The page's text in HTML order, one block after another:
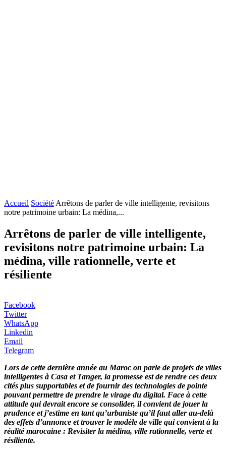
Accueil Société Arrêtons de parler de ville intelligente, revisitons
notre patrimoine urbain: La médina,...
Arrêtons de parler de ville intelligente,
revisitons notre patrimoine urbain: La
médina, ville rationnelle, verte et
résiliente
Facebook
Twitter
WhatsApp
Linkedin
Email
Telegram
Lors de cette dernière année au Maroc on parle de projets de villes
intelligentes à Casa et Tanger, la promesse est de rendre ces deux
cités plus supportables et de fournir des technologies de pointe
pouvant permettre de prendre le virage du digital. Face à cette
attitude qui devrait encore se consolider, il convient de jouer la
prudence et j’estime en tant qu’urbaniste qu’il faut aller au-delà
des effets d’annonce et trouver le modèle de ville qui convient à la
réalité marocaine : Revisiter la médina, ville rationnelle, verte et
résiliente.